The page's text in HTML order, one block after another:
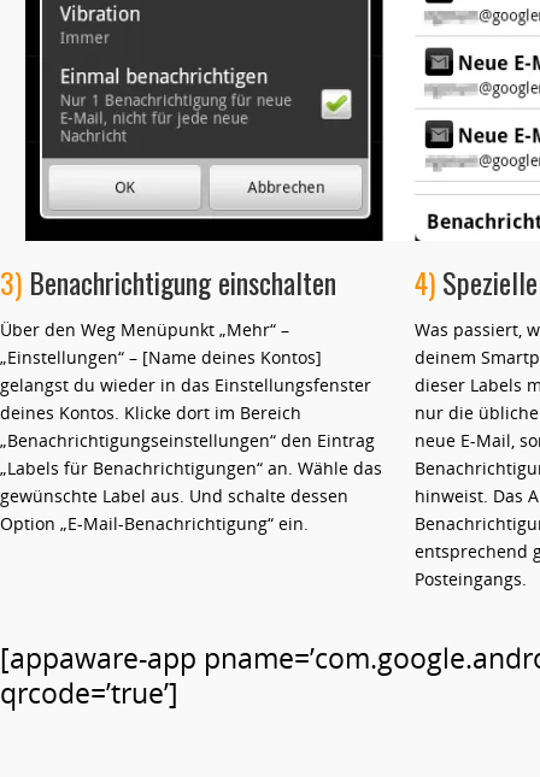
3) Benachrichtigung einschalten
Über den Weg Menüpunkt „Mehr“ –
„Einstellungen“ – [Name deines Kontos]
gelangst du wieder in das Einstellungsfenster
deines Kontos. Klicke dort im Bereich
„Benachrichtigungseinstellungen“ den Eintrag
„Labels für Benachrichtigungen“ an. Wähle das
gewünschte Label aus. Und schalte dessen
Option „E-Mail-Benachrichtigung“ ein.
4)
Was passiert,
deinem
dieser Labels
nur die
neue E-Mail,
hinweist. Das
entsprechend
Posteingangs.
[appaware-app
qrcode=’true’]